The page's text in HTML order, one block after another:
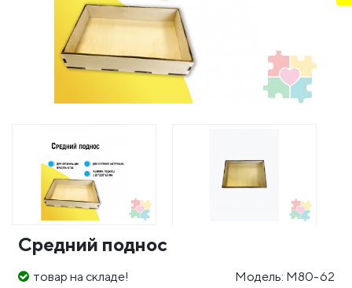
Средний поднос
товар на складе! Модель: М80-62